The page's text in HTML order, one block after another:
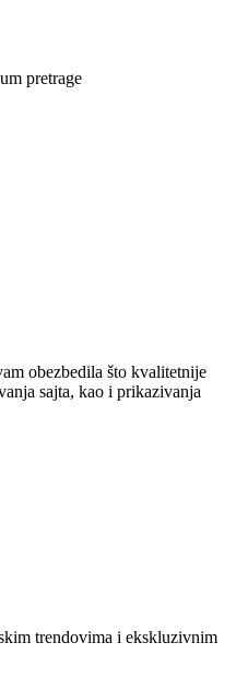
pretrage
obezbedila što kvalitetnije
sajta, kao i prikazivanja
trendovima i ekskluzivnim